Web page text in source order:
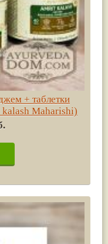
+ таблетки
Maharishi)